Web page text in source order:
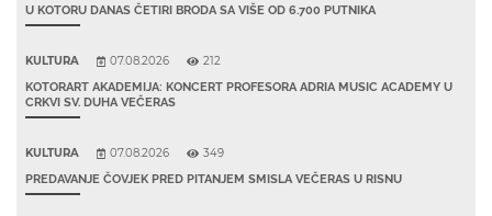
U KOTORU DANAS ČETIRI BRODA SA VIŠE OD 6.700 PUTNIKA
KULTURA 07.08.2026 212
KOTORART AKADEMIJA: KONCERT PROFESORA ADRIA MUSIC ACADEMY U
CRKVI SV. DUHA VEČERAS
KULTURA 07.08.2026 349
PREDAVANJE ČOVJEK PRED PITANJEM SMISLA VEČERAS U RISNU